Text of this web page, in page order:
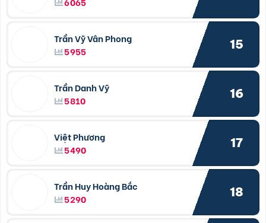
Trần Vỹ Vân Phong
5955
15
Trần Danh Vỹ
5810
16
Việt Phương
5490
17
Trần Huy Hoàng Bắc
5290
18